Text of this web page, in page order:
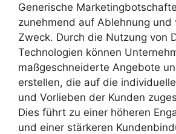
Generische
zunehmend auf Ablehnung und
Zweck. Durch die Nutzung von
Technologien können
maßgeschneiderte Angebote
erstellen, die auf die
und Vorlieben der Kunden
Dies führt zu einer höheren
und einer stärkeren